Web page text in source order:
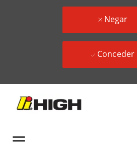
Negar
Conceder